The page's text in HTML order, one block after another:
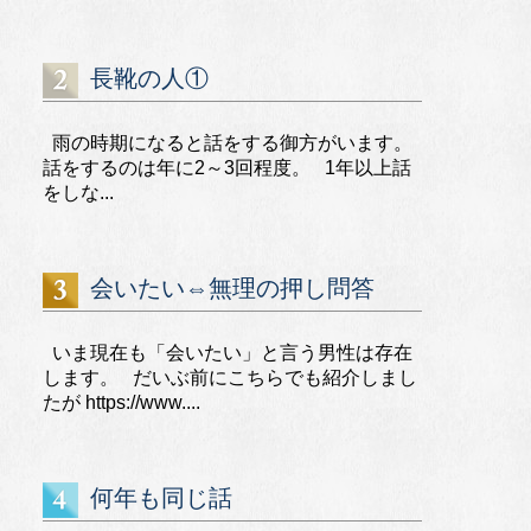
長靴の人①
雨の時期になると話をする御方がいます。
話をするのは年に2～3回程度。 1年以上話
をしな...
会いたい⇔無理の押し問答
いま現在も「会いたい」と言う男性は存在
します。 だいぶ前にこちらでも紹介しまし
たが https://www....
何年も同じ話